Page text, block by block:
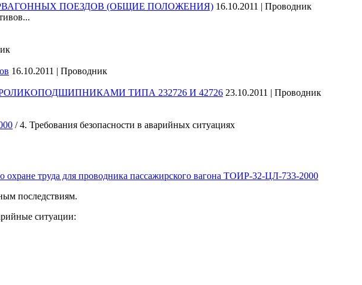
ПОЕЗДОВ (ОБЩИЕ ПОЛОЖЕНИЯ) 16.10.2011 | Проводник
16.10.2011 | Проводник
ТИПА 232726 И 42726 23.10.2011 | Проводник
/ 4. Требования безопасности в аварийных ситуациях
охране труда для проводника пассажирского вагона ТОИР-32-ЦЛ-733-2000
последствиям.
ситуации: